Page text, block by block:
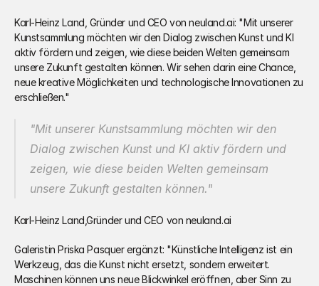
Karl-Heinz Land, Gründer und CEO von neuland.ai: "Mit unserer
Kunstsammlung möchten wir den Dialog zwischen Kunst und KI
aktiv fördern und zeigen, wie diese beiden Welten gemeinsam
unsere Zukunft gestalten können. Wir sehen darin eine Chance,
neue kreative Möglichkeiten und technologische Innovationen zu
erschließen."
"Mit unserer Kunstsammlung möchten wir den
Dialog zwischen Kunst und KI aktiv fördern und
zeigen, wie diese beiden Welten gemeinsam
unsere Zukunft gestalten können."
Karl-Heinz Land,Gründer und CEO von neuland.ai
Galeristin Priska Pasquer ergänzt: "Künstliche Intelligenz ist ein
Werkzeug, das die Kunst nicht ersetzt, sondern erweitert.
Maschinen können uns neue Blickwinkel eröffnen, aber Sinn zu